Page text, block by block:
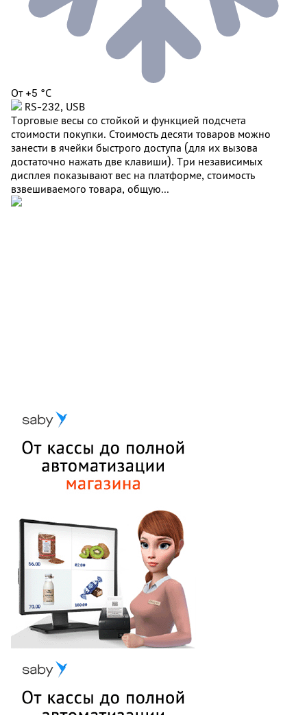
От +5 °C
RS-232, USB
Торговые весы со стойкой и функцией подсчета
стоимости покупки. Стоимость десяти товаров можно
занести в ячейки быстрого доступа (для их вызова
достаточно нажать две клавиши). Три независимых
дисплея показывают вес на платформе, стоимость
взвешиваемого товара, общую...